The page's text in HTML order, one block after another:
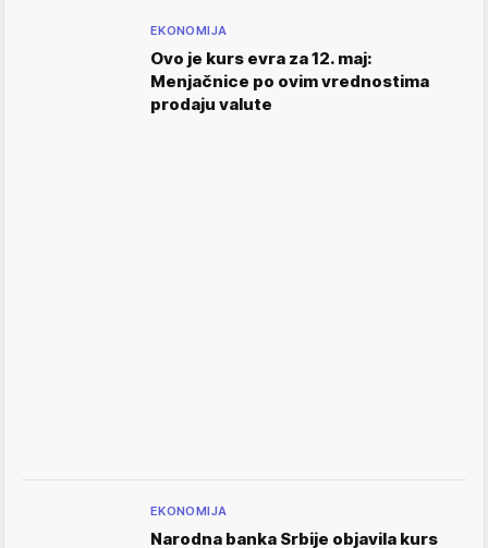
EKONOMIJA
Ovo je kurs evra za 12. maj:
Menjačnice po ovim vrednostima
prodaju valute
EKONOMIJA
Narodna banka Srbije objavila kurs